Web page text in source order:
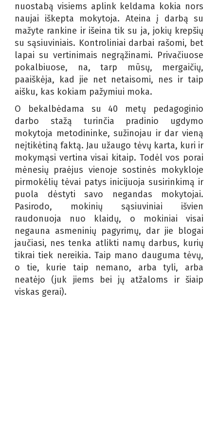
nuostabą visiems aplink keldama kokia nors
naujai iškepta mokytoja. Ateina į darbą su
mažyte rankine ir išeina tik su ja, jokių krepšių
su sąsiuviniais. Kontroliniai darbai rašomi, bet
lapai su vertinimais negrąžinami. Privačiuose
pokalbiuose, na, tarp mūsų, mergaičių,
paaiškėja, kad jie net netaisomi, nes ir taip
aišku, kas kokiam pažymiui moka.
O bekalbėdama su 40 metų pedagoginio
darbo stažą turinčia pradinio ugdymo
mokytoja metodininke, sužinojau ir dar vieną
neįtikėtiną faktą. Jau užaugo tėvų karta, kuri ir
mokymąsi vertina visai kitaip. Todėl vos porai
mėnesių praėjus vienoje sostinės mokykloje
pirmokėlių tėvai patys inicijuoja susirinkimą ir
puola dėstyti savo negandas mokytojai.
Pasirodo, mokinių sąsiuviniai išvien
raudonuoja nuo klaidų, o mokiniai visai
negauna asmeninių pagyrimų, dar jie blogai
jaučiasi, nes tenka atlikti namų darbus, kurių
tikrai tiek nereikia. Taip mano dauguma tėvų,
o tie, kurie taip nemano, arba tyli, arba
neatėjo (juk jiems bei jų atžaloms ir šiaip
viskas gerai).